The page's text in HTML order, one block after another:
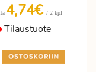
4,74€ / 2 kpl
Tilaustuote